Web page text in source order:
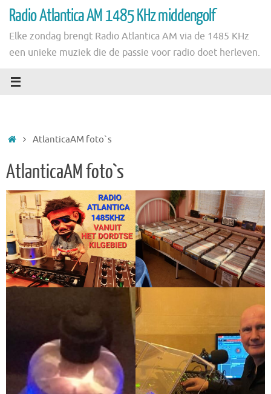
Ga
naar
de
inhoud
Radio Atlantica AM 1485 KHz middengolf
Elke zondag brengt Radio Atlantica AM via de 1485 KHz
een unieke muziek die de passie voor radio doet herleven.
HomeAtlanticaAM foto`s
AtlanticaAM foto`s